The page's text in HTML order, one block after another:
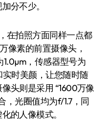
分不少。
拍照方面同样一点都
像素的前置摄像头，
，传感器型号为
实时美颜，让您随时随
头则是采用 “1600万像
，光圈值均为f/1.7，同
的人像模式。